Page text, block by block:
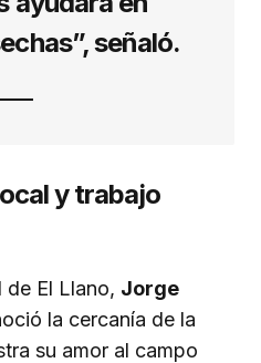
señaló.
y trabajo
de El Llano, Jorge
la cercanía de la
su amor al campo